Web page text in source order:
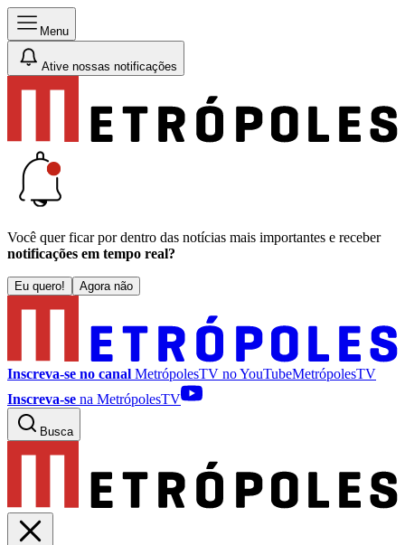
Menu
Ative nossas notificações
Você quer ficar por dentro das notícias mais importantes e receber
notificações em tempo real?
Eu quero! Agora não
Inscreva-se no canal MetrópolesTV noYouTubeMetrópolesTV
Inscreva-se na MetrópolesTV
Busca